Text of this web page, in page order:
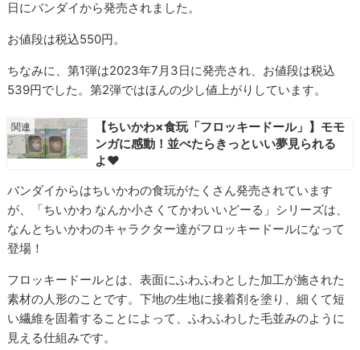
日にバンダイから発売されました。
お値段は税込550円。
ちなみに、第1弾は2023年7月3日に発売され、お値段は税込
539円でした。第2弾ではほんの少し値上がりしています。
【ちいかわ×食玩「フロッキードール」】モモ
ンガに感動！並べたらきっといい夢見られる
よ♥
バンダイからはちいかわの食玩がたくさん発売されています
が、「ちいかわ なんか小さくてかわいいどーる」シリーズは、
なんとちいかわのキャラクター達がフロッキードールになって
登場！
フロッキードールとは、表面にふわふわとした加工が施された
素材の人形のことです。下地の生地に接着剤を塗り、細くて短
い繊維を固着することによって、ふわふわした毛並みのように
見える仕組みです。